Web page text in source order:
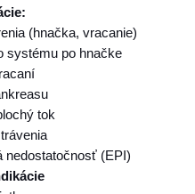
(hnačka, vracanie)
systému po hnačke
tok
nedostatočnosť (EPI)